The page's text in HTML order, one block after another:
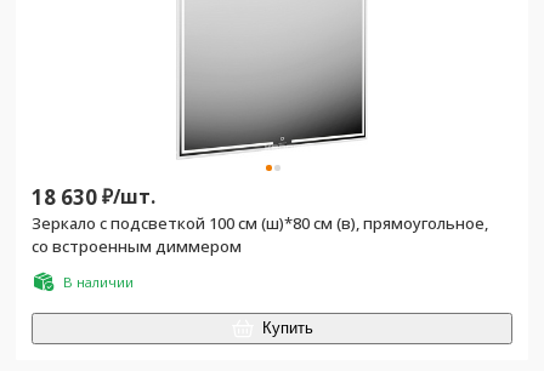
18 630₽/шт.
Зеркало с подсветкой 100 см (ш)*80 см (в), прямоугольное,
со встроенным диммером
В наличии
Купить